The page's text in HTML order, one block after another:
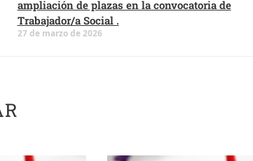
ampliación de plazas en la convocatoria de
Trabajador/a Social .
27 de marzo de 2026